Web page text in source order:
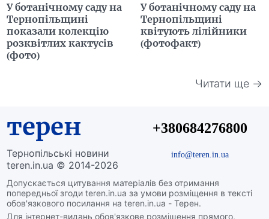
У ботанічному саду на
Тернопільщині
показали колекцію
розквітлих кактусів
(фото)
У ботанічному саду на
Тернопільщині
квітують лілійники
(фотофакт)
Читати ще →
терен
Тернопільські новини
teren.in.ua © 2014-2026
Допускається цитування матеріалів без отримання
попередньої згоди teren.in.ua за умови розміщення в тексті
обов'язкового посилання на teren.in.ua - Терен.
Для інтернет-видань обов'язкове розміщення прямого,
+380684276800
info@teren.in.ua